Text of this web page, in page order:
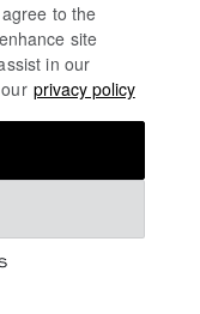
to the
site
in our
privacy policy